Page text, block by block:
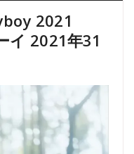
2021
イ 2021年31